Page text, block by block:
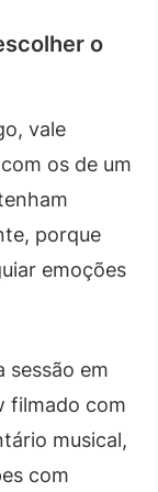
o
vale
os de um
porque
emoções
sessão em
filmado com
musical,
com